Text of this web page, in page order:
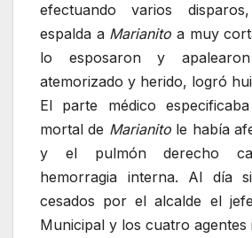
efectuando varios
espalda a Marianito a muy
lo esposaron y
atemorizado y herido, logró
El parte médico
mortal de Marianitole había
y el pulmón derecho
hemorragia interna. Al día
cesados por el alcalde el
Municipal y los cuatro agentes